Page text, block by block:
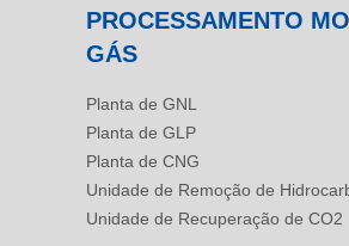
PROCESSAMENTO
GÁS
Planta de GNL
Planta de GLP
Planta de CNG
Unidade de Remoção de
Unidade de Recuperação de CO2